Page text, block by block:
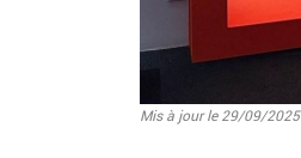
Mis à jour le 29/09/2025